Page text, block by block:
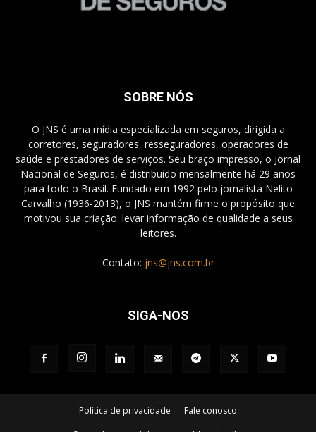
SOBRE NÓS
O JNS é uma mídia especializada em seguros, dirigida a
corretores, seguradores, resseguradores, operadores de
saúde e prestadores de serviços. Seu braço impresso, o Jornal
Nacional de Seguros, é distribuído mensalmente há 29 anos
para todo o Brasil. Fundado em 1992 pelo jornalista Nelito
Carvalho (1936-2013), o JNS mantém firme o propósito que
motivou sua criação: levar informação de qualidade a seus
leitores.
Contato: jns@jns.com.br
SIGA-NOS
Política de privacidade Fale conosco